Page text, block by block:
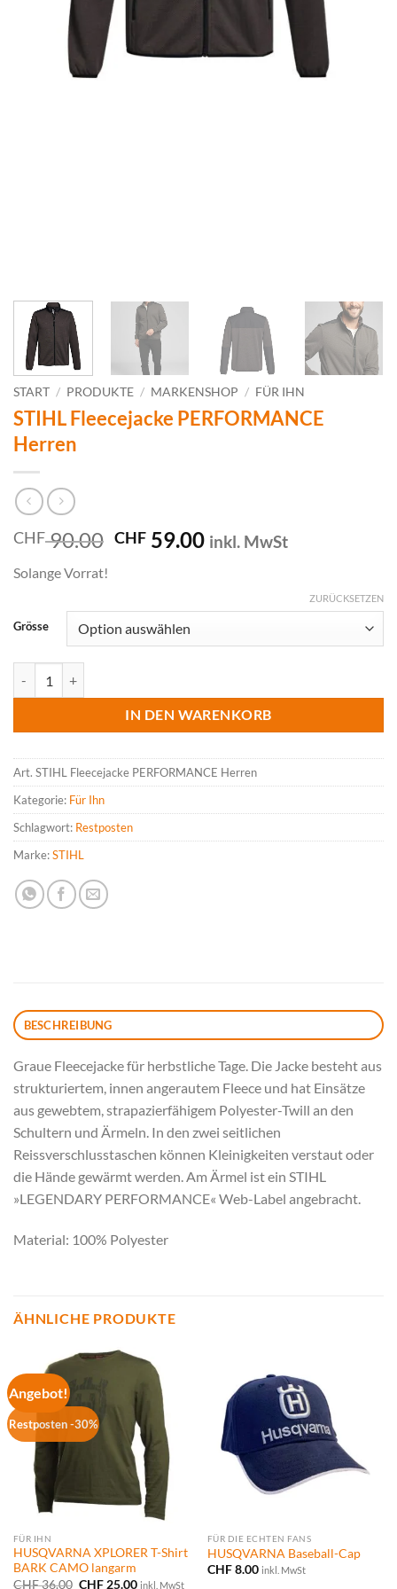
START / PRODUKTE / MARKENSHOP / FÜR IHN
STIHL Fleecejacke PERFORMANCE
Herren
CHF90.00 Ursprünglicher
CHF 59.00Aktueller
inkl. MwSt
Solange Vorrat!
Grösse
ZURÜCKSETZEN
IN DEN WARENKORB
Art. STIHL Fleecejacke PERFORMANCE Herren
Kategorie: Für Ihn
Schlagwort: Restposten
Marke:STIHL
BESCHREIBUNG
Graue Fleecejacke für herbstliche Tage. Die Jacke besteht aus
strukturiertem, innen angerautem Fleece und hat Einsätze
aus gewebtem, strapazierfähigem Polyester-Twill an den
Schultern und Ärmeln. In den zwei seitlichen
Reissverschlusstaschen können Kleinigkeiten verstaut oder
die Hände gewärmt werden. Am Ärmel ist ein STIHL
»LEGENDARY PERFORMANCE« Web-Label angebracht.
Material: 100% Polyester
ÄHNLICHE PRODUKTE
Angebot!
Restposten -30%
FÜR IHN
HUSQVARNA XPLORER T-Shirt
BARK CAMO langarm
CHF36.00 Ursprünglicher
CHF25.00Aktueller
inkl. MwSt
FÜR DIE ECHTEN FANS
HUSQVARNA Baseball-Cap
CHF8.00 inkl. MwSt